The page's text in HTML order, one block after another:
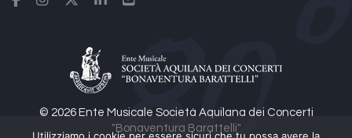
© 2026 Ente Musicale Società Aquilana dei Concerti
"Bonaventura Barattelli"